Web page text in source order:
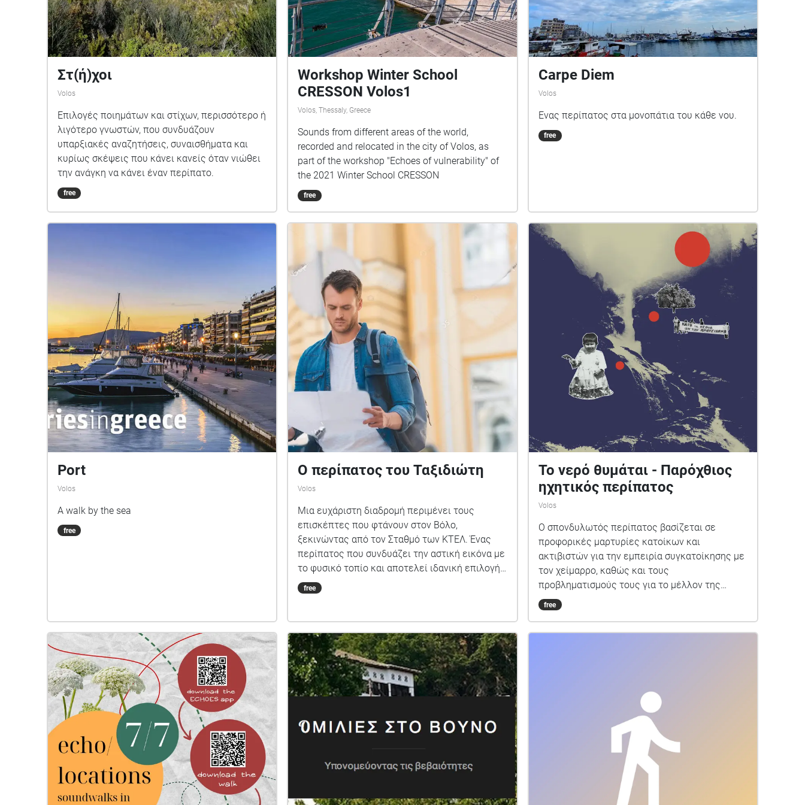
Στ(ή)χοι
Volos
Επιλογές ποιημάτων και στίχων, περισσότερο ή
λιγότερο γνωστών, που συνδυάζουν
υπαρξιακές αναζητήσεις, συναισθήματα και
κυρίως σκέψεις που κάνει κανείς όταν νιώθει
την ανάγκη να κάνει έναν περίπατο.
free
Workshop Winter School
CRESSON Volos1
Volos, Thessaly, Greece
Sounds from different areas of the world,
recorded and relocated in the city of Volos, as
part of the workshop "Echoes of vulnerability" of
the 2021 Winter School CRESSON
free
Carpe Diem
Volos
Ένας περίπατος στα μονοπάτια του κάθε νου.
free
Port
Volos
A walk by the sea
free
Ο περίπατος του Ταξιδιώτη
Volos
Μια ευχάριστη διαδρομή περιμένει τους
επισκέπτες που φτάνουν στον Βόλο,
ξεκινώντας από τον Σταθμό των ΚΤΕΛ. Ένας
περίπατος που συνδυάζει την αστική εικόνα με
το φυσικό τοπίο και αποτελεί ιδανική επιλογή
για κάθε επισκέπτη που θέλει να γνωρίσει τον
Βόλο με τα πόδια. Ακολουθώντας την
το πάρκο και την εκκλησία του Αγίου
Κωνσταντίνου, προσφέροντας στιγμές
χαλάρωσης μέσα στο πράσινο. Η πορεία
καταλήγει στον Άναυρο, έναν όμορφο
παραθαλάσσιο χώρο με πάρκο, γλυπτά και
άμεση επαφή με τη θάλασσα.
free
Το νερό θυμάται - Παρόχθιος
ηχητικός περίπατος
Volos
Ο σπονδυλωτός περίπατος βασίζεται σε
προφορικές μαρτυρίες κατοίκων και
ακτιβιστών για την εμπειρία συγκατοίκησης με
τον χείμαρρο, καθώς και τους
προβληματισμούς τους για το μέλλον της
περιοχής. Επιχειρεί να αναδείξει τις
πολυεπίπεδες σχέσεις μεταξύ ανθρώπων,
γραφία του ποταμού, εκτοπίζοντας το
ανθρώπινο είδος από το δεδομένο επίκεντρο
της Ιστορίας. Ο περίπατος αναδεικνύει
γενεαλογίες της βιομηχανικής επιβάρυνσης
του χειμάρρου και μετεγκατάστασης
ευάλωτων πληθυσμών (προσφύγων από τη
Μικρά Ασία) σε ευάλωτα τοπία, τα οποία στη
συνέχεια έγιναν κοινωνικά και πολιτικά
free